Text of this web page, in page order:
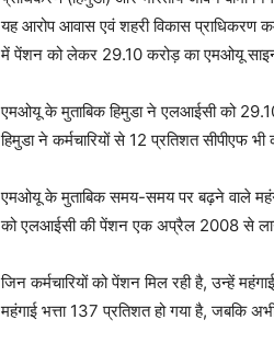
यह आरोप आवास एवं शहरी विकास प्राधिकरण
में पेंशन को लेकर 29.10 करोड़ का एमओयू
एमओयू के मुताबिक हिमुडा ने एलआईसी को
हिमुडा ने कर्मचारियों से 12 प्रतिशत सीपीएफ
एमओयू के मुताबिक समय-समय पर बढ़ने वाले
को एलआईसी की पेंशन एक अप्रैल 2008 से लागू
जिन कर्मचारियों को पेंशन मिल रही है, उन्हें
महंगाई भत्ता 137 प्रतिशत हो गया है, जबकि